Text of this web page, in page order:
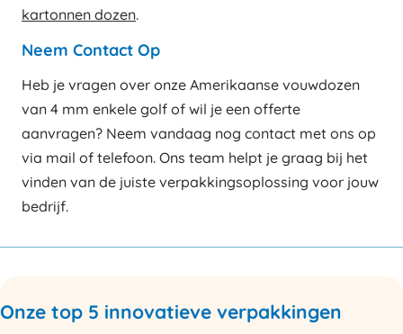
kartonnen dozen.
Neem Contact Op
Heb je vragen over onze Amerikaanse vouwdozen
van 4 mm enkele golf of wil je een offerte
aanvragen? Neem vandaag nog contact met ons op
via mail of telefoon. Ons team helpt je graag bij het
vinden van de juiste verpakkingsoplossing voor jouw
bedrijf.
Onze top 5 innovatieve verpakkingen